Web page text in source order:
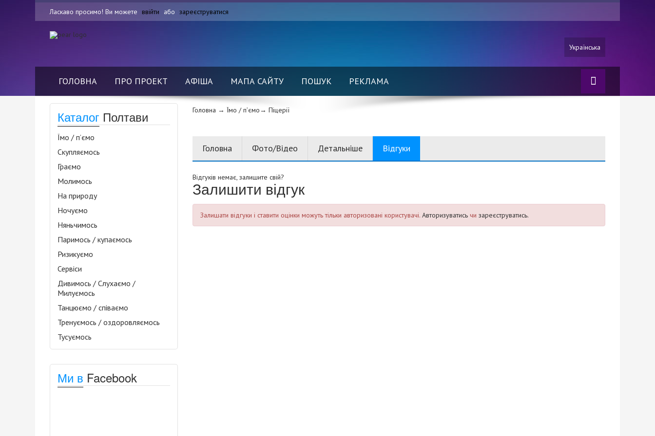
Ласкаво просимо! Ви можете ввійти або зареєструватися
Українська
ГОЛОВНА ПРО ПРОЕКТ АФІША МАПА САЙТУ ПОШУК РЕКЛАМА
Каталог Полтави
Їмо / п’ємо
Скупляємось
Граємо
Молимось
На природу
Ночуємо
Няньчимось
Паримось / купаємось
Ризикуємо
Сервіси
Дивимось / Слухаємо /
Милуємось
Танцюємо / співаємо
Тренуємось / оздоровляємось
Тусуємось
Ми в Facebook
Головна → Їмо / п’ємо→ Піцерії
Головна Фото/Відео Детальніше Відгуки
Відгуків немає, залишите свій?
Залишити відгук
Залишати відгуки і ставити оцінки можуть тільки авторизовані користувачі. Авторизуватисьчи зареєструватись.